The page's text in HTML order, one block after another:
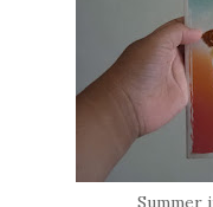
Summer